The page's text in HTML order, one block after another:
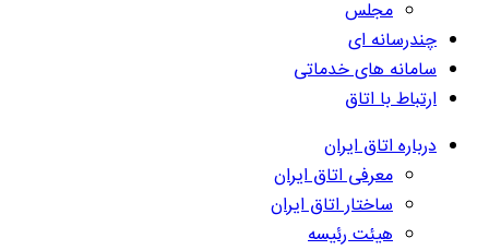
مجلس
چندرسانه ای
سامانه های خدماتی
ارتباط با اتاق
درباره اتاق ایران
معرفی اتاق ایران
ساختار اتاق ایران
هیئت رئیسه